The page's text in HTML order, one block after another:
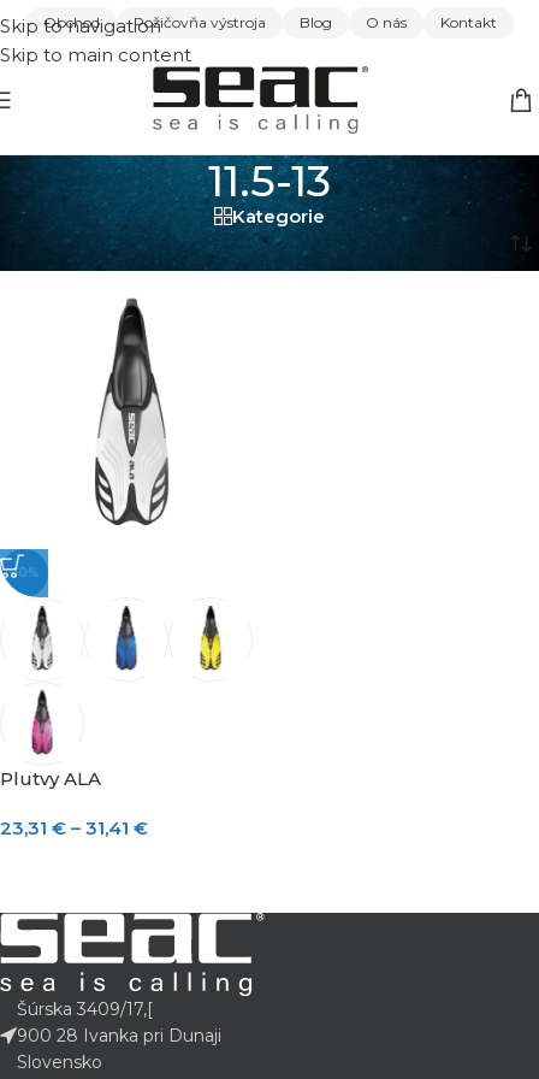
Skip to navigation
Skip to main content
Obchod Požičovňa výstroja Blog O nás Kontakt
11.5-13
Kategorie
Domov/ 11.5-13
-10%
Plutvy ALA
23,31 € – 31,41 €
Šúrska 3409/17,[
900 28 Ivanka pri Dunaji
Slovensko